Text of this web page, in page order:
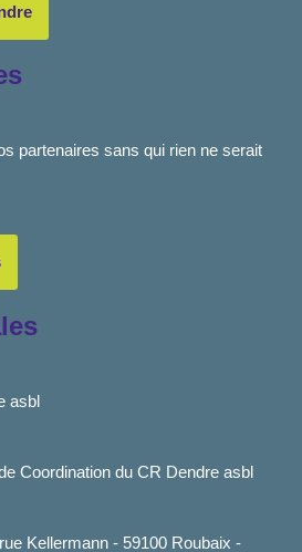
partenaires sans qui rien ne serait
asbl
Coordination du CR Dendre asbl
Kellermann - 59100 Roubaix -